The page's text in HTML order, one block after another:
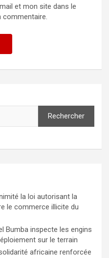
et mon site dans le
commentaire.
Rechercher
la loi autorisant la
le commerce illicite du
Bumba inspecte les engins
sur le terrain
africaine renforcée